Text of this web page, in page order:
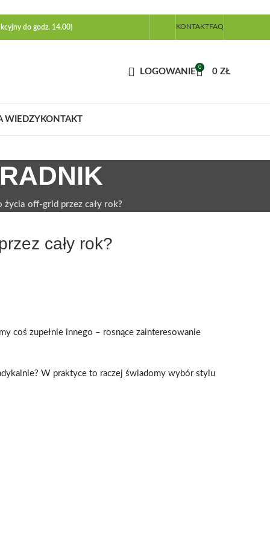
do godz. 14.00) KONTAKTFAQ
LOGOWANIE 0 0 ZŁ
WIEDZY KONTAKT
życia off-grid przez cały rok?
cały rok?
coś zupełnie innego – rosnące zainteresowanie
W praktyce to raczej świadomy wybór stylu